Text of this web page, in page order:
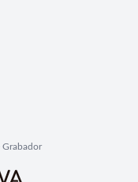
Grabador